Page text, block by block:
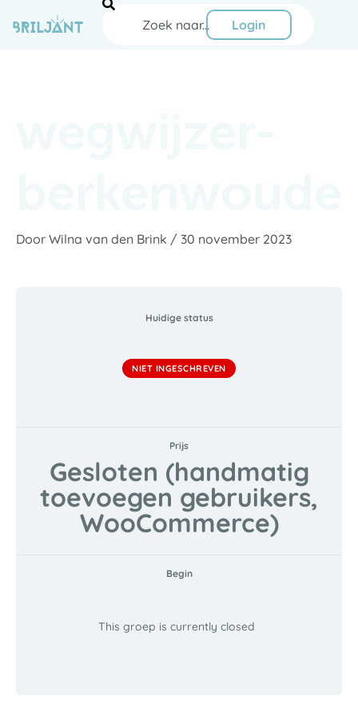
naar
Zoeken
Login
Door Wilna van den Brink / 30 november 2023
Huidige status
NIET INGESCHREVEN
Prijs
Gesloten (handmatig
toevoegen gebruikers,
WooCommerce)
Begin
This groep is currently closed